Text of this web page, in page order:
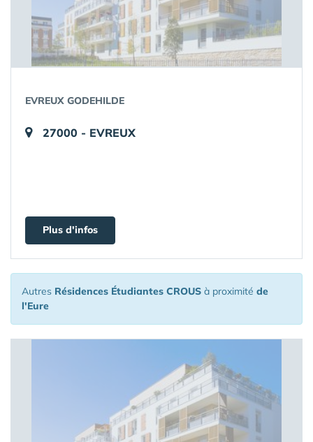
EVREUX GODEHILDE
27000 - EVREUX
Plus d'infos
Autres Résidences Étudiantes CROUS à proximité de
l'Eure